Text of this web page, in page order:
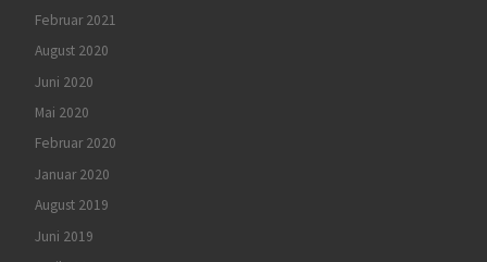
Februar 2021
August 2020
Juni 2020
Mai 2020
Februar 2020
Januar 2020
August 2019
Juni 2019